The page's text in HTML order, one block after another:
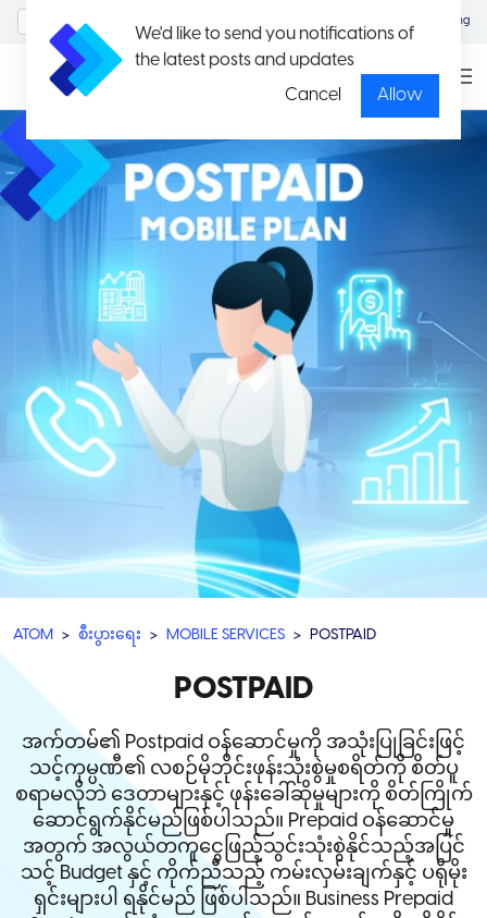
We'd like to send you notifications of
the latest posts and updates
Cancel
Allow
Eng
ATOM စီးပွားရေး MOBILE SERVICES POSTPAID
POSTPAID
အက်တမ်၏ Postpaid ဝန်ဆောင်မှုကို အသုံးပြုခြင်းဖြင့်
သင့်ကုမ္ပဏီ၏ လစဉ်မိုဘိုင်းဖုန်းသုံးစွဲမှုစရိတ်ကို စိတ်ပူ
စရာမလိုဘဲ ဒေတာများနှင့် ဖုန်းခေါ်ဆိုမှုများကို စိတ်ကြိုက်
ဆောင်ရွက်နိုင်မည်ဖြစ်ပါသည်။ Prepaid ဝန်ဆောင်မှု
အတွက် အလွယ်တကူငွေဖြည့်သွင်းသုံးစွဲနိုင်သည့်အပြင်
သင့် Budget နှင့် ကိုက်ညီသည့် ကမ်းလှမ်းချက်နှင့် ပရိုမိုး
ရှင်းများပါ ရနိုင်မည် ဖြစ်ပါသည်။ Business Prepaid